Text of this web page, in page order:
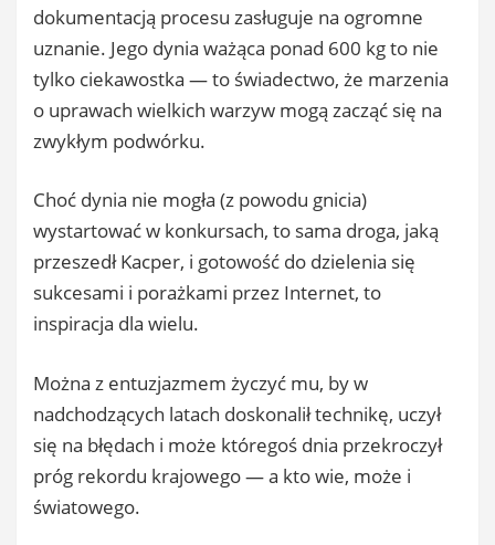
dokumentacją procesu zasługuje na ogromne
uznanie. Jego dynia ważąca ponad 600 kg to nie
tylko ciekawostka — to świadectwo, że marzenia
o uprawach wielkich warzyw mogą zacząć się na
zwykłym podwórku.
Choć dynia nie mogła (z powodu gnicia)
wystartować w konkursach, to sama droga, jaką
przeszedł Kacper, i gotowość do dzielenia się
sukcesami i porażkami przez Internet, to
inspiracja dla wielu.
Można z entuzjazmem życzyć mu, by w
nadchodzących latach doskonalił technikę, uczył
się na błędach i może któregoś dnia przekroczył
próg rekordu krajowego — a kto wie, może i
światowego.